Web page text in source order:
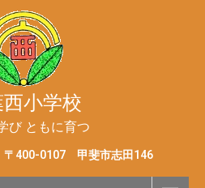
小学校
び ともに育つ
〒400-0107 甲斐市志田146